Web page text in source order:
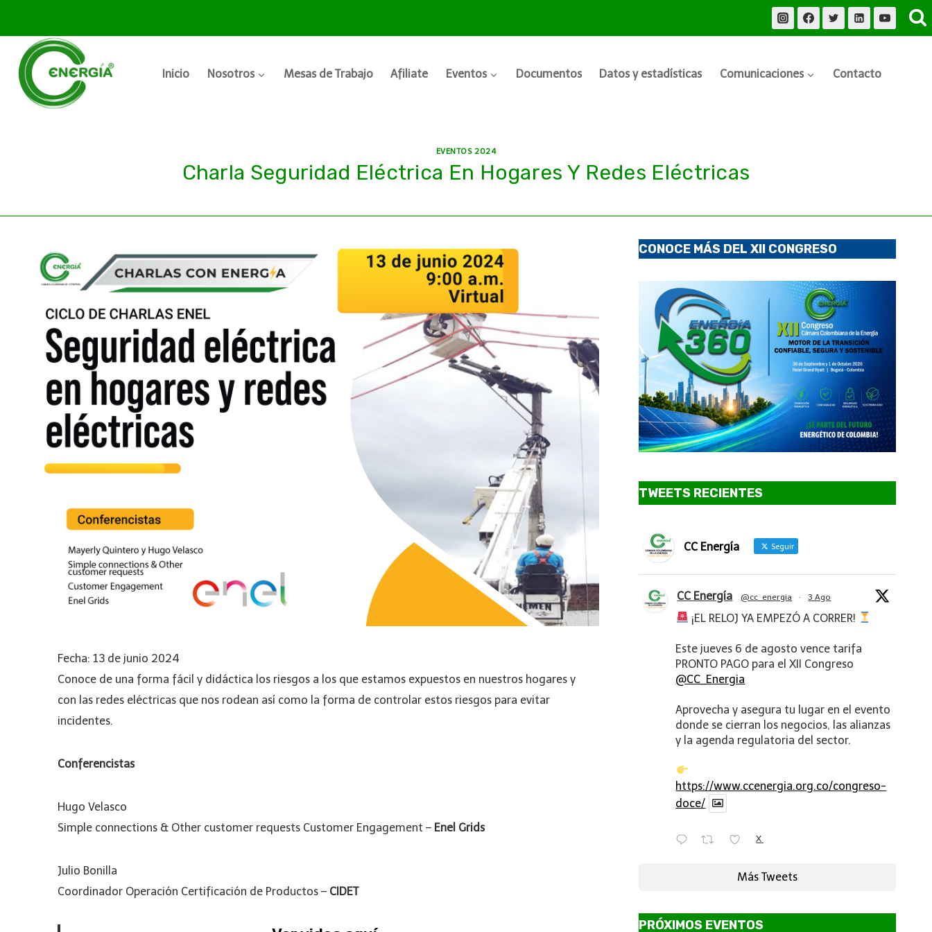
Inicio Nosotros Mesas de Trabajo Afiliate Eventos Documentos Datos y estadísticas Comunicaciones Contacto
EVENTOS 2024
Charla Seguridad Eléctrica En Hogares Y Redes Eléctricas
Fecha: 13 de junio 2024
Conoce de una forma fácil y didáctica los riesgos a los que estamos expuestos en nuestros hogares y
con las redes eléctricas que nos rodean así como la forma de controlar estos riesgos para evitar
incidentes.
Conferencistas
Hugo Velasco
Simple connections & Other customer requests Customer Engagement – Enel Grids
Julio Bonilla
Coordinador Operación Certificación de Productos – CIDET
CONOCE MÁS DEL XII CONGRESO
TWEETS RECIENTES
CC Energía Seguir
CC Energía @cc_energia · 3 Ago
¡EL RELOJ YA EMPEZÓ A CORRER!
Este jueves 6 de agosto vence tarifa
PRONTO PAGO para el XII Congreso
@CC_Energia
Aprovecha y asegura tu lugar en el evento
donde se cierran los negocios, las alianzas
y la agenda regulatoria del sector.
https://www.ccenergia.org.co/congreso-
doce/
X
Más Tweets
PRÓXIMOS EVENTOS